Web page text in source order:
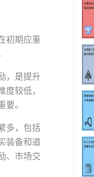
初期应重
，是提升
较低，
。
多，包括
装备和道
、市场交